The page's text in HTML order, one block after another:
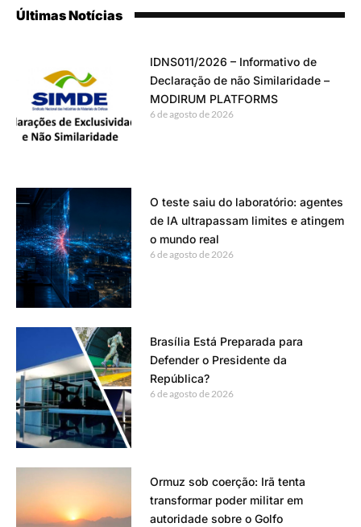
Últimas Notícias
IDNS011/2026 – Informativo de
Declaração de não Similaridade –
MODIRUM PLATFORMS
6 de agosto de 2026
O teste saiu do laboratório: agentes
de IA ultrapassam limites e atingem
o mundo real
6 de agosto de 2026
Brasília Está Preparada para
Defender o Presidente da
República?
6 de agosto de 2026
Ormuz sob coerção: Irã tenta
transformar poder militar em
autoridade sobre o Golfo